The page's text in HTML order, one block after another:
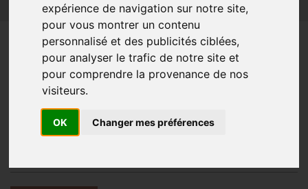
expérience de navigation sur notre site,
pour vous montrer un contenu
personnalisé et des publicités ciblées,
pour analyser le trafic de notre site et
pour comprendre la provenance de nos
visiteurs.
OK Changer mes préférences
Formation
Mission Handicap
Campagne de recrutement
des saisonniers en Haute-
Savoie | En Haute-Savoie,
votre saison à la neige, quel